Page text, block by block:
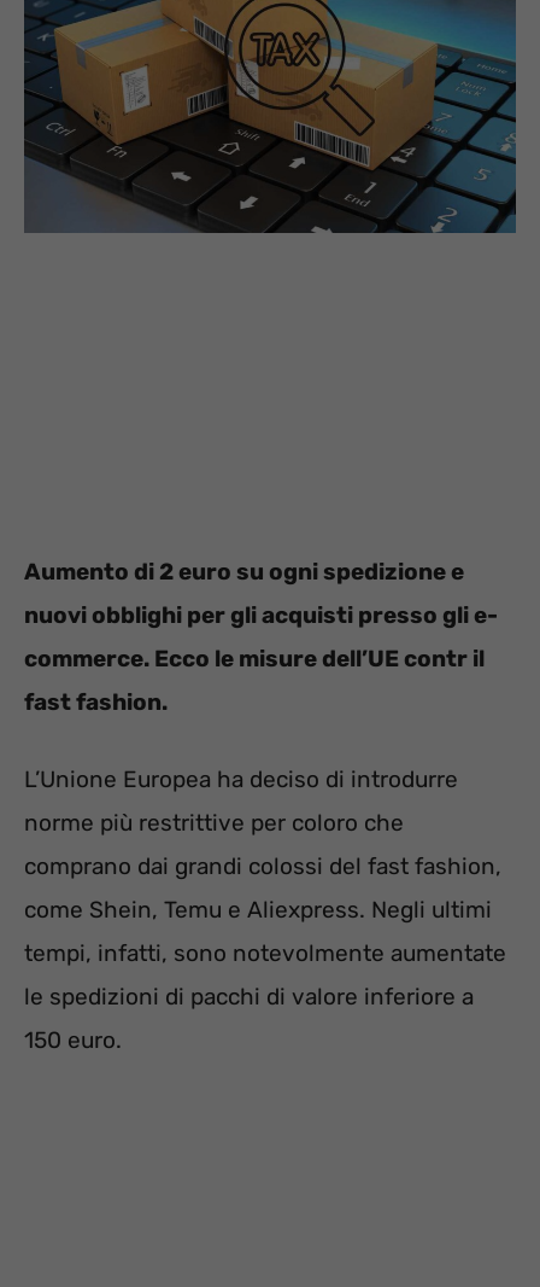
Aumento di 2 euro su ogni spedizione e
nuovi obblighi per gli acquisti presso gli e-
commerce. Ecco le misure dell’UE contr il
fast fashion.
L’Unione Europea ha deciso di introdurre
norme più restrittive per coloro che
comprano dai grandi colossi del fast fashion,
come Shein, Temu e Aliexpress. Negli ultimi
tempi, infatti, sono notevolmente aumentate
le spedizioni di pacchi di valore inferiore a
150 euro.